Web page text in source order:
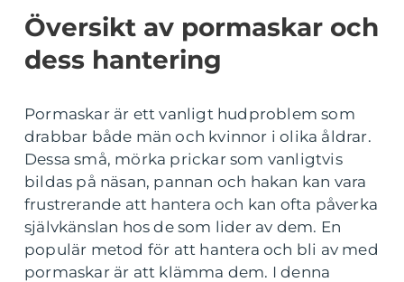
Översikt av pormaskar och
dess hantering
Pormaskar är ett vanligt hudproblem som
drabbar både män och kvinnor i olika åldrar.
Dessa små, mörka prickar som vanligtvis
bildas på näsan, pannan och hakan kan vara
frustrerande att hantera och kan ofta påverka
självkänslan hos de som lider av dem. En
populär metod för att hantera och bli av med
pormaskar är att klämma dem. I denna